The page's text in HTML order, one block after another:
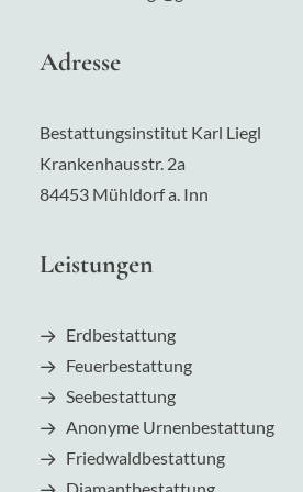
Adresse
Bestattungsinstitut Karl Liegl
Krankenhausstr. 2a
84453 Mühldorf a. Inn
Leistungen
Erdbestattung
Feuerbestattung
Seebestattung
Anonyme Urnenbestattung
Friedwaldbestattung